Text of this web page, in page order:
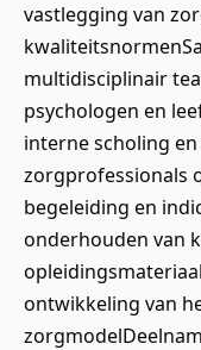
vastlegging van
multidisciplinair
psychologen en
interne scholing
zorgprofessionals
begeleiding en
onderhouden van
ontwikkeling van